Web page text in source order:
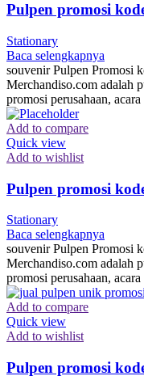
Pulpen promosi
Stationary
Baca selengkapnya
souvenir Pulpen Promosi
Merchandiso.com adalah
promosi perusahaan, acara
Add to compare
Quick view
Add to wishlist
Pulpen promosi
Stationary
Baca selengkapnya
souvenir Pulpen Promosi
Merchandiso.com adalah
promosi perusahaan, acara
Add to compare
Quick view
Add to wishlist
Pulpen promosi